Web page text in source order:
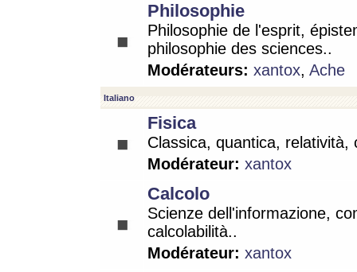
Philosophie
Philosophie de l'esprit,
philosophie des sciences..
Modérateurs: xantox, Ache
Italiano
Fisica
Classica, quantica, relatività,
Modérateur: xantox
Calcolo
Scienze dell'informazione,
calcolabilità..
Modérateur: xantox